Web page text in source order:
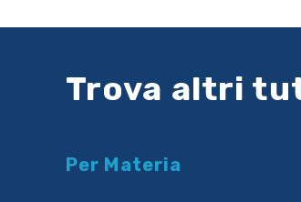
Trova altri
Per Materia